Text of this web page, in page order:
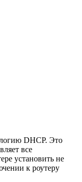
DHCP. Это
все
установить не
к роутеру